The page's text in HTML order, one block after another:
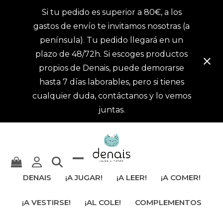
Si tu pedido es superior a 80€, a los
gastos de envío te invitamos nosotras (a
península). Tu pedido llegará en un
plazo de 48/72h. Si escoges productos
propios de Denais, puede demorarse
hasta 7 días laborables, pero si tienes
cualquier duda, contáctanos y lo vemos
juntas.
ocultar
móvil
DENAIS ¡A JUGAR! ¡A LEER! ¡A COMER!
¡A VESTIRSE! ¡AL COLE! COMPLEMENTOS